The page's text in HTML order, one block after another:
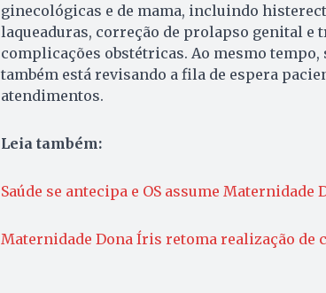
ginecológicas e de mama, incluindo
laqueaduras, correção de prolapso genital e
complicações obstétricas. Ao mesmo tempo,
também está revisando a fila de espera
atendimentos.
Leia também:
Saúde se antecipa e OS assume Maternidade
Maternidade Dona Íris retoma realização de